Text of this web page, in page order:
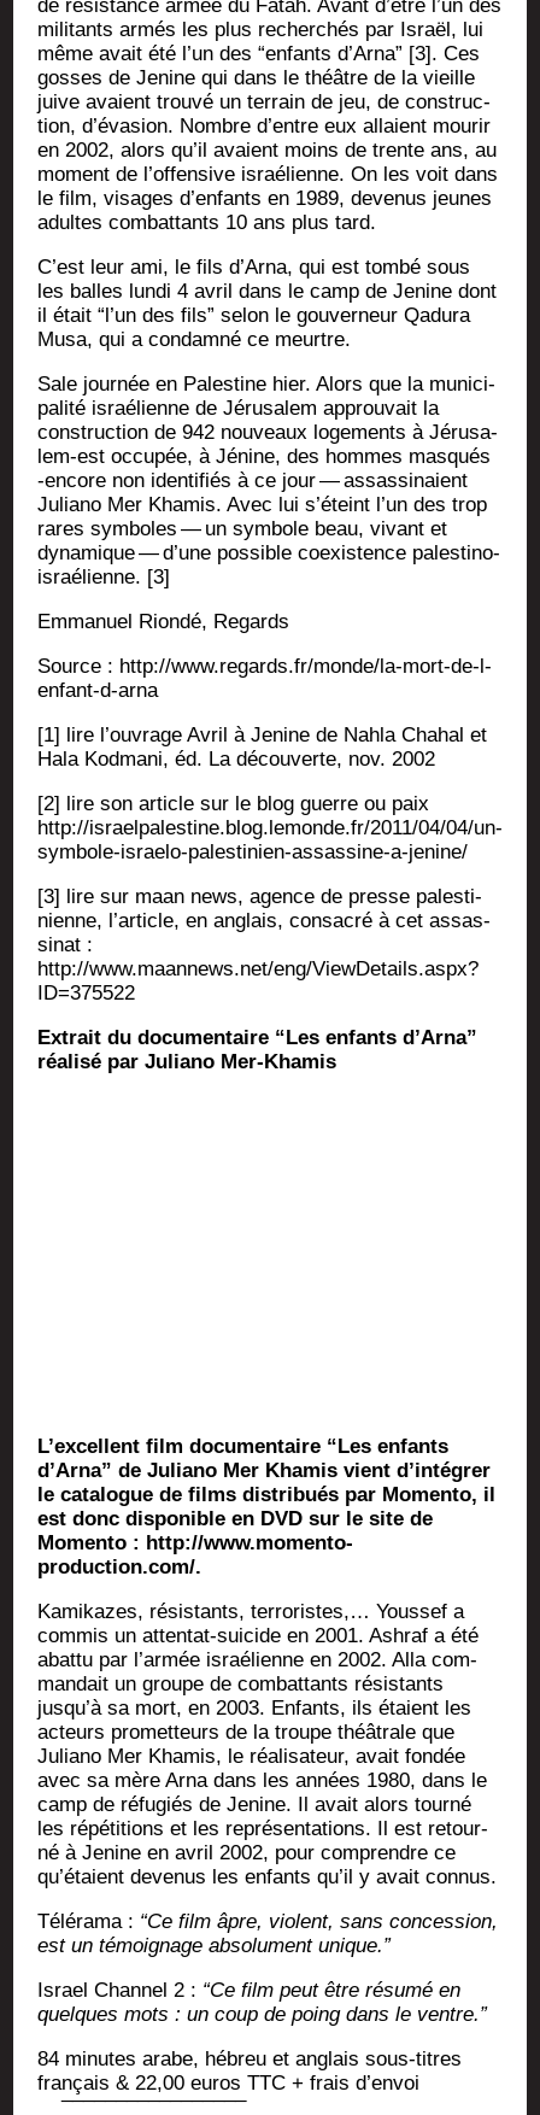
de résis­tance armée du Fatah. Avant d’être l’un des
mili­tants armés les plus recher­chés par Israël, lui
même avait été l’un des “enfants d’Arna” [3]. Ces
gosses de Jenine qui dans le théâtre de la vieille
juive avaient trou­vé un ter­rain de jeu, de construc­
tion, d’évasion. Nombre d’entre eux allaient mou­rir
en 2002, alors qu’il avaient moins de trente ans, au
moment de l’offensive israé­lienne. On les voit dans
le film, visages d’enfants en 1989, deve­nus jeunes
adultes com­bat­tants 10 ans plus tard.
C’est leur ami, le fils d’Arna, qui est tom­bé sous
les balles lun­di 4 avril dans le camp de Jenine dont
il était “l’un des fils” selon le gou­ver­neur Qadu­ra
Musa, qui a condam­né ce meurtre.
Sale jour­née en Pales­tine hier. Alors que la muni­ci­
pa­li­té israé­lienne de Jéru­sa­lem approu­vait la
construc­tion de 942 nou­veaux loge­ments à Jéru­sa­
lem-est occu­pée, à Jénine, des hommes mas­qués
‑encore non iden­ti­fiés à ce jour — assas­si­naient
Julia­no Mer Kha­mis. Avec lui s’éteint l’un des trop
rares sym­boles — un sym­bole beau, vivant et
dyna­mique — d’une pos­sible coexis­tence pales­ti­no-
israé­lienne. [3]
Emma­nuel Rion­dé, Regards
Source : http://www.regards.fr/monde/la-mort-de-l-
enfant-d-arna
[1] lire l’ouvrage Avril à Jenine de Nah­la Cha­hal et
Hala Kod­ma­ni, éd. La décou­verte, nov. 2002
[2] lire son article sur le blog guerre ou paix
http://israelpalestine.blog.lemonde.fr/2011/04/04/un-
symbole-israelo-palestinien-assassine-a-jenine/
[3] lire sur maan news, agence de presse pales­ti­
nienne, l’article, en anglais, consa­cré à cet assas­
si­nat :
http://www.maannews.net/eng/ViewDetails.aspx?
ID=375522
Extrait du docu­men­taire “Les enfants d’Arna”
réa­li­sé par Julia­no Mer-Khamis
L’excellent film docu­men­taire “Les enfants
d’Arna” de Julia­no Mer Kha­mis vient d’intégrer
le cata­logue de films dis­tri­bués par Momen­to, il
est donc dis­po­nible en DVD sur le site de
Momen­to : http://www.momento-
production.com/.
Kami­kazes, résis­tants, ter­ro­ristes,… Yous­sef a
com­mis un atten­tat-sui­cide en 2001. Ash­raf a été
abat­tu par l’armée israé­lienne en 2002. Alla com­
man­dait un groupe de com­bat­tants résis­tants
jusqu’à sa mort, en 2003. Enfants, ils étaient les
acteurs pro­met­teurs de la troupe théâ­trale que
Julia­no Mer Kha­mis, le réa­li­sa­teur, avait fon­dée
avec sa mère Arna dans les années 1980, dans le
camp de réfu­giés de Jenine. Il avait alors tour­né
les répé­ti­tions et les repré­sen­ta­tions. Il est retour­
né à Jenine en avril 2002, pour com­prendre ce
qu’étaient deve­nus les enfants qu’il y avait connus.
Télé­ra­ma : “Ce film âpre, violent, sans conces­sion,
est un témoi­gnage abso­lu­ment unique.”
Israel Chan­nel 2 : “Ce film peut être résu­mé en
quelques mots : un coup de poing dans le ventre.”
84 minutes arabe, hébreu et anglais sous-titres
fran­çais & 22,00 euros TTC + frais d’envoi